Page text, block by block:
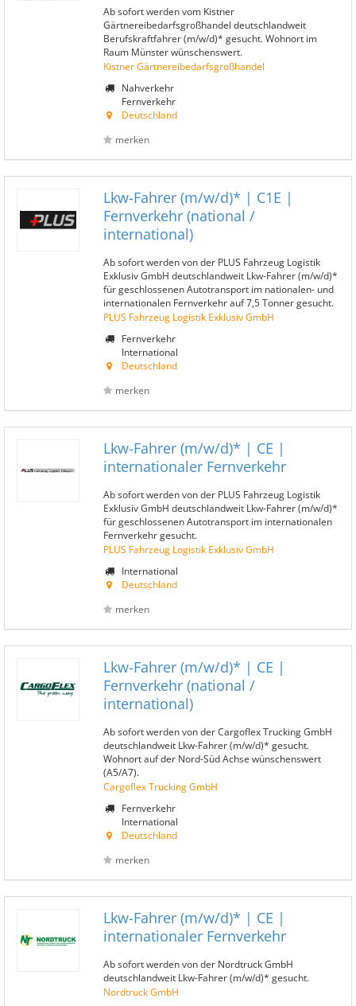
Ab sofort werden vom Kistner
Gärtnereibedarfsgroßhandel deutschlandweit
Berufskraftfahrer (m/w/d)* gesucht. Wohnort im
Raum Münster wünschenswert.
Kistner Gärtnereibedarfsgroßhandel
Nahverkehr
Fernverkehr
Deutschland
merken
Lkw-Fahrer (m/w/d)* | C1E |
Fernverkehr (national /
international)
Ab sofort werden von der PLUS Fahrzeug Logistik
Exklusiv GmbH deutschlandweit Lkw-Fahrer (m/w/d)*
für geschlossenen Autotransport im nationalen- und
internationalen Fernverkehr auf 7,5 Tonner gesucht.
PLUS Fahrzeug Logistik Exklusiv GmbH
Fernverkehr
International
Deutschland
merken
Lkw-Fahrer (m/w/d)* | CE |
internationaler Fernverkehr
Ab sofort werden von der PLUS Fahrzeug Logistik
Exklusiv GmbH deutschlandweit Lkw-Fahrer (m/w/d)*
für geschlossenen Autotransport im internationalen
Fernverkehr gesucht.
PLUS Fahrzeug Logistik Exklusiv GmbH
International
Deutschland
merken
Lkw-Fahrer (m/w/d)* | CE |
Fernverkehr (national /
international)
Ab sofort werden von der Cargoflex Trucking GmbH
deutschlandweit Lkw-Fahrer (m/w/d)* gesucht.
Wohnort auf der Nord-Süd Achse wünschenswert
(A5/A7).
Cargoflex Trucking GmbH
Fernverkehr
International
Deutschland
merken
Lkw-Fahrer (m/w/d)* | CE |
internationaler Fernverkehr
Ab sofort werden von der Nordtruck GmbH
deutschlandweit Lkw-Fahrer (m/w/d)* gesucht.
Nordtruck GmbH